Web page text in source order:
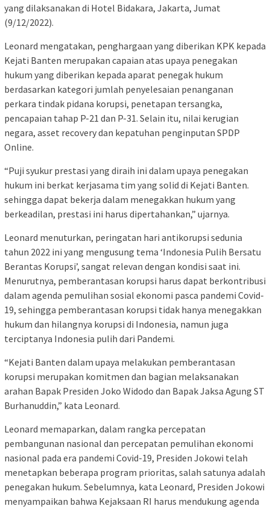
yang dilaksanakan di Hotel Bidakara, Jakarta, Jumat
(9/12/2022).
Leonard mengatakan, penghargaan yang diberikan KPK kepada
Kejati Banten merupakan capaian atas upaya penegakan
hukum yang diberikan kepada aparat penegak hukum
berdasarkan kategori jumlah penyelesaian penanganan
perkara tindak pidana korupsi, penetapan tersangka,
pencapaian tahap P-21 dan P-31. Selain itu, nilai kerugian
negara, asset recovery dan kepatuhan penginputan SPDP
Online.
“Puji syukur prestasi yang diraih ini dalam upaya penegakan
hukum ini berkat kerjasama tim yang solid di Kejati Banten.
sehingga dapat bekerja dalam menegakkan hukum yang
berkeadilan, prestasi ini harus dipertahankan,” ujarnya.
Leonard menuturkan, peringatan hari antikorupsi sedunia
tahun 2022 ini yang mengusung tema ‘Indonesia Pulih Bersatu
Berantas Korupsi’, sangat relevan dengan kondisi saat ini.
Menurutnya, pemberantasan korupsi harus dapat berkontribusi
dalam agenda pemulihan sosial ekonomi pasca pandemi Covid-
19, sehingga pemberantasan korupsi tidak hanya menegakkan
hukum dan hilangnya korupsi di Indonesia, namun juga
terciptanya Indonesia pulih dari Pandemi.
“Kejati Banten dalam upaya melakukan pemberantasan
korupsi merupakan komitmen dan bagian melaksanakan
arahan Bapak Presiden Joko Widodo dan Bapak Jaksa Agung ST
Burhanuddin,” kata Leonard.
Leonard memaparkan, dalam rangka percepatan
pembangunan nasional dan percepatan pemulihan ekonomi
nasional pada era pandemi Covid-19, Presiden Jokowi telah
menetapkan beberapa program prioritas, salah satunya adalah
penegakan hukum. Sebelumnya, kata Leonard, Presiden Jokowi
menyampaikan bahwa Kejaksaan RI harus mendukung agenda